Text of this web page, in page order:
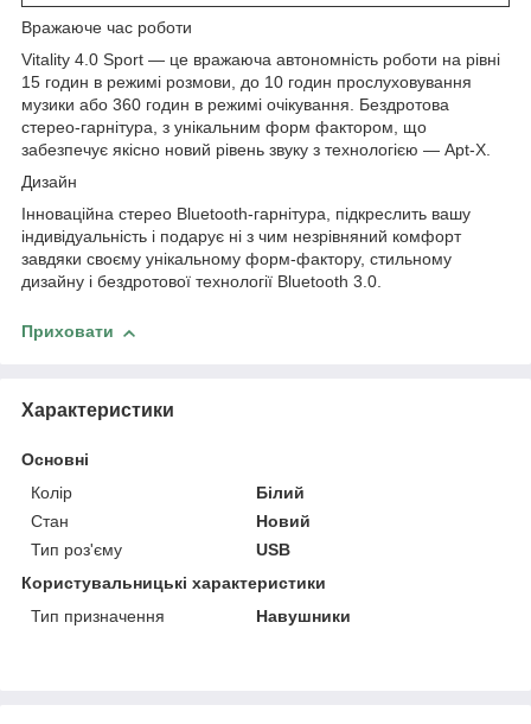
Вражаюче час роботи
Vitality 4.0 Sport — це вражаюча автономність роботи на рівні
15 годин в режимі розмови, до 10 годин прослуховування
музики або 360 годин в режимі очікування. Бездротова
стерео-гарнітура, з унікальним форм фактором, що
забезпечує якісно новий рівень звуку з технологією — Apt-X.
Дизайн
Інноваційна стерео Bluetooth-гарнітура, підкреслить вашу
індивідуальність і подарує ні з чим незрівняний комфорт
завдяки своєму унікальному форм-фактору, стильному
дизайну і бездротової технології Bluetooth 3.0.
Приховати
Характеристики
Основні
Колір
Білий
Стан
Новий
Тип роз'єму
USB
Користувальницькі характеристики
Тип призначення
Навушники